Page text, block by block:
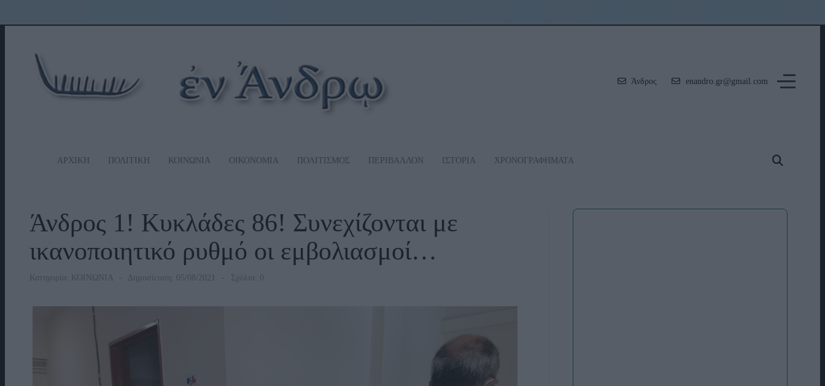
Άνδρος enandro.gr@gmail.com
ΑΡΧΙΚΗ ΠΟΛΙΤΙΚΗ ΚΟΙΝΩΝΙΑ ΟΙΚΟΝΟΜΙΑ ΠΟΛΙΤΙΣΜΟΣ ΠΕΡΙΒΑΛΛΟΝ ΙΣΤΟΡΙΑ ΧΡΟΝΟΓΡΑΦΗΜΑΤΑ
Άνδρος 1! Κυκλάδες 86! Συνεχίζονται με
ικανοποιητικό ρυθμό οι εμβολιασμοί…
Κατηγορία: ΚΟΙΝΩΝΙΑ Δημοσίευση: 05/08/2021 Σχόλια: 0